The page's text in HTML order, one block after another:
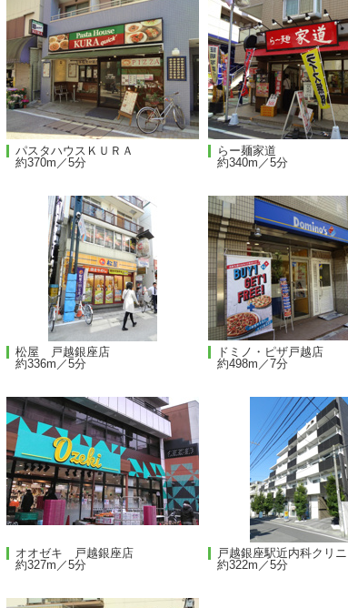
パスタハウスＫＵＲＡ
約370m／5分
らー麺家道
約340m／5分
松屋 戸越銀座店
約336m／5分
ドミノ・ピザ戸越店
約498m／7分
オオゼキ 戸越銀座店
約327m／5分
戸越銀座駅近内科クリ
約322m／5分